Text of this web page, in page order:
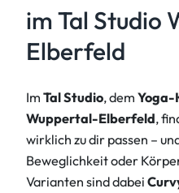
im Tal Studio
Elberfeld
Im Tal Studio, dem Yoga-
Wuppertal-Elberfeld,
wirklich zu dir passen –
Beweglichkeit oder
Varianten sind dabei